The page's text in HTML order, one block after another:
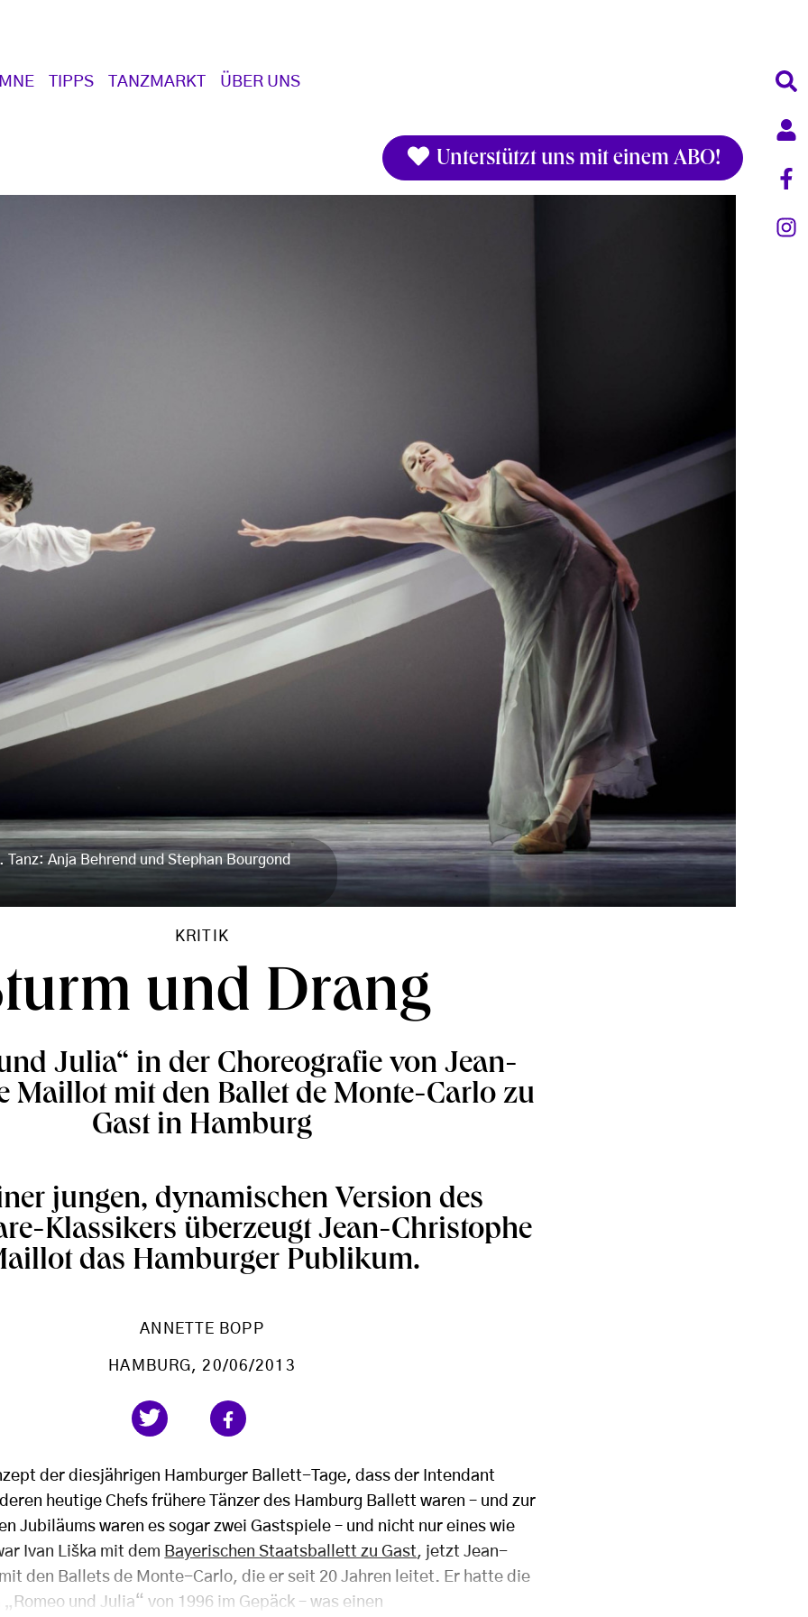
TIPPS TANZMARKT ÜBER UNS
Unterstützt uns mit einem ABO!
Anja Behrend und Stephan Bourgond
KRITIK
und Drang
Julia“ in der Choreografie von Jean-
Maillot mit den Ballet de Monte-Carlo zu
Gast in Hamburg
jungen, dynamischen Version des
Klassikers überzeugt Jean-Christophe
das Hamburger Publikum.
ANNETTE BOPP
HAMBURG, 20/06/2013
der diesjährigen Hamburger Ballett-Tage, dass der Intendant
heutige Chefs frühere Tänzer des Hamburg Ballett waren – und zur
Jubiläums waren es sogar zwei Gastspiele – und nicht nur eines wie
Ivan Liška mit dem Bayerischen Staatsballett zu Gast, jetzt Jean-
den Ballets de Monte-Carlo, die er seit 20 Jahren leitet. Er hatte die
und Julia“ von 1996 im Gepäck – was einen